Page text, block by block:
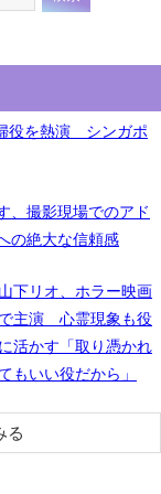
役を熱演 シンガポ
、撮影現場でのアド
の絶大な信頼感
山下リオ、ホラー映画
で主演 心霊現象も役
に活かす「取り憑かれ
もいい役だから」
る